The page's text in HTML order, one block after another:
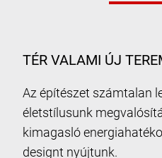
TÉR VALAMI ÚJ
Az építészet számtalan
életstílusunk
kimagasló
designt nyújtunk.